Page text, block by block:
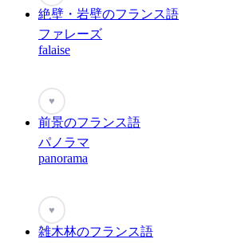
絶壁・岩壁のフランス語
ファレーズ
falaise
♥
前景のフランス語
パノラマ
panorama
♥
雑木林のフランス語